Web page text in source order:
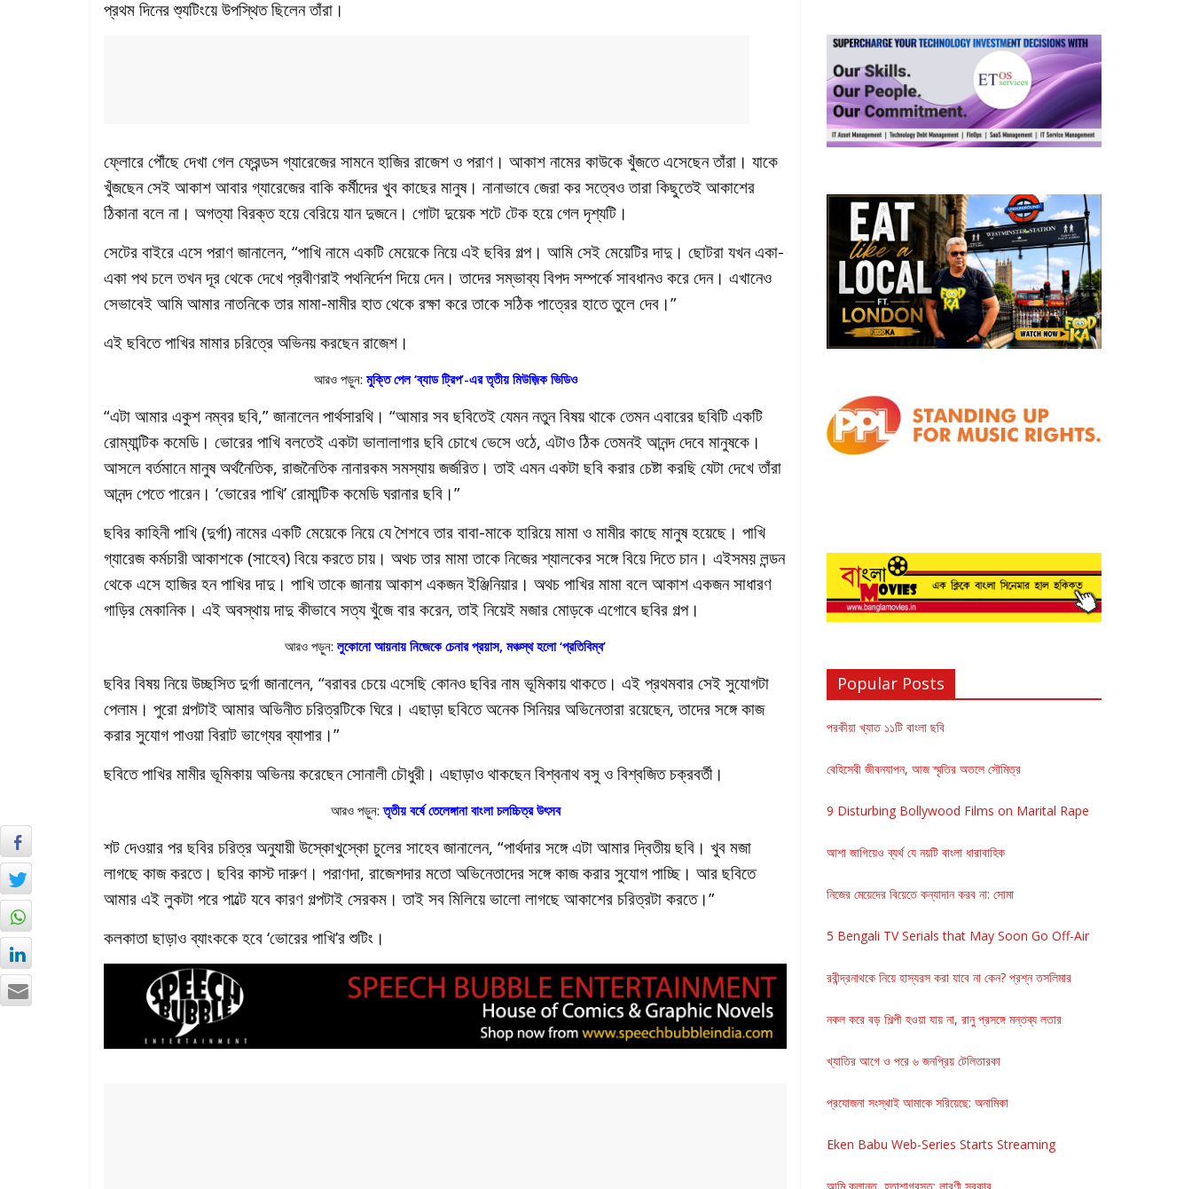
প্রথম দিনের শ্যুটিংয়ে উপস্থিত ছিলেন তাঁরা।
ফ্লোরে পৌঁছে দেখা গেল ফ্রেন্ডস গ্যারেজের সামনে হাজির রাজেশ ও পরাণ। আকাশ নামের কাউকে খুঁজতে এসেছেন তাঁরা। যাকে
খুঁজছেন সেই আকাশ আবার গ্যারেজের বাকি কর্মীদের খুব কাছের মানুষ। নানাভাবে জেরা কর সত্বেও তারা কিছুতেই আকাশের
ঠিকানা বলে না। অগত্যা বিরক্ত হয়ে বেরিয়ে যান দুজনে। গোটা দুয়েক শটে টেক হয়ে গেল দৃশ্যটি।
সেটের বাইরে এসে পরাণ জানালেন, “পাখি নামে একটি মেয়েকে নিয়ে এই ছবির গল্প। আমি সেই মেয়েটির দাদু। ছোটরা যখন একা-
একা পথ চলে তখন দূর থেকে দেখে প্রবীণরাই পথনির্দেশ দিয়ে দেন। তাদের সম্ভাব্য বিপদ সম্পর্কে সাবধানও করে দেন। এখানেও
সেভাবেই আমি আমার নাতনিকে তার মামা-মামীর হাত থেকে রক্ষা করে তাকে সঠিক পাত্রের হাতে তুলে দেব।”
এই ছবিতে পাখির মামার চরিত্রে অভিনয় করছেন রাজেশ।
আরও পড়ুন: মুক্তি পেল ‘ব্যাড ট্রিপ’-এর তৃতীয় মিউজ়িক ভিডিও
“এটা আমার একুশ নম্বর ছবি,” জানালেন পার্থসারথি। “আমার সব ছবিতেই যেমন নতুন বিষয় থাকে তেমন এবারের ছবিটি একটি
রোম্যান্টিক কমেডি। ভোরের পাখি বলতেই একটা ভালালাগার ছবি চোখে ভেসে ওঠে, এটাও ঠিক তেমনই আনন্দ দেবে মানুষকে।
আসলে বর্তমানে মানুষ অর্থনৈতিক, রাজনৈতিক নানারকম সমস্যায় জর্জরিত। তাই এমন একটা ছবি করার চেষ্টা করছি যেটা দেখে তাঁরা
আনন্দ পেতে পারেন। ‘ভোরের পাখি’ রোমান্টিক কমেডি ঘরানার ছবি।”
ছবির কাহিনী পাখি (দুর্গা) নামের একটি মেয়েকে নিয়ে যে শৈশবে তার বাবা-মাকে হারিয়ে মামা ও মামীর কাছে মানুষ হয়েছে। পাখি
গ্যারেজ কর্মচারী আকাশকে (সাহেব) বিয়ে করতে চায়। অথচ তার মামা তাকে নিজের শ্যালকের সঙ্গে বিয়ে দিতে চান। এইসময় লন্ডন
থেকে এসে হাজির হন পাখির দাদু। পাখি তাকে জানায় আকাশ একজন ইঞ্জিনিয়ার। অথচ পাখির মামা বলে আকাশ একজন সাধারণ
গাড়ির মেকানিক। এই অবস্থায় দাদু কীভাবে সত্য খুঁজে বার করেন, তাই নিয়েই মজার মোড়কে এগোবে ছবির গল্প।
আরও পড়ুন: লুকোনো আয়নায় নিজেকে চেনার প্রয়াস, মঞ্চস্থ হলো ‘প্রতিবিম্ব’
ছবির বিষয় নিয়ে উচ্ছসিত দুর্গা জানালেন, “বরাবর চেয়ে এসেছি কোনও ছবির নাম ভূমিকায় থাকতে। এই প্রথমবার সেই সুযোগটা
পেলাম। পুরো গল্পটাই আমার অভিনীত চরিত্রটিকে ঘিরে। এছাড়া ছবিতে অনেক সিনিয়র অভিনেতারা রয়েছেন, তাদের সঙ্গে কাজ
করার সুযোগ পাওয়া বিরাট ভাগ্যের ব্যাপার।”
ছবিতে পাখির মামীর ভূমিকায় অভিনয় করেছেন সোনালী চৌধুরী। এছাড়াও থাকছেন বিশ্বনাথ বসু ও বিশ্বজিত চক্রবর্তী।
আরও পড়ুন:তৃতীয় বর্ষে তেলেঙ্গানা বাংলা চলচ্চিত্র উৎসব
শট দেওয়ার পর ছবির চরিত্র অনুযায়ী উস্কোখুস্কো চুলের সাহেব জানালেন, “পার্থদার সঙ্গে এটা আমার দ্বিতীয় ছবি। খুব মজা
লাগছে কাজ করতে। ছবির কাস্ট দারুণ। পরাণদা, রাজেশদার মতো অভিনেতাদের সঙ্গে কাজ করার সুযোগ পাচ্ছি। আর ছবিতে
আমার এই লুকটা পরে পাল্টে যবে কারণ গল্পটাই সেরকম। তাই সব মিলিয়ে ভালো লাগছে আকাশের চরিত্রটা করতে।”
কলকাতা ছাড়াও ব্যাংককে হবে ‘ভোরের পাখি’র শুটিং।
Popular Posts
পরকীয়া খ্যাত ১১টি বাংলা ছবি
বেহিসেবী জীবনযাপন, আজ স্মৃতির অতলে সৌমিত্র
9 Disturbing Bollywood Films on Marital Rape
আশা জাগিয়েও ব্যর্থ যে নয়টি বাংলা ধারাবাহিক
নিজের মেয়েদের বিয়েতে কন্যাদান করব না: সোমা
5 Bengali TV Serials that May Soon Go Off-Air
রবীন্দ্রনাথকে নিয়ে হাস্যরস করা যাবে না কেন? প্রশ্ন তসলিমার
নকল করে বড় শিল্পী হওয়া যায় না, রানু প্রসঙ্গে মন্তব্য লতার
খ্যাতির আগে ও পরে ৬ জনপ্রিয় টেলিতারকা
প্রযোজনা সংস্থাই আমাকে সরিয়েছে: অনামিকা
Eken Babu Web-Series Starts Streaming
আমি ক্লান্ত, হতাশাগ্রস্ত: লাবণী সরকার